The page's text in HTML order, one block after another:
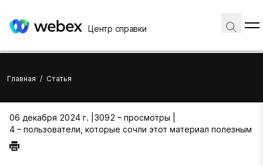
Центр справки
Главная / Статья
06 декабря 2024 г. | 3092 – просмотры |
4 – пользователи, которые сочли этот материал полезным